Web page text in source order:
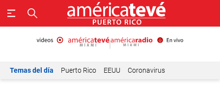
Temas del día Puerto Rico EEUU Coronavirus